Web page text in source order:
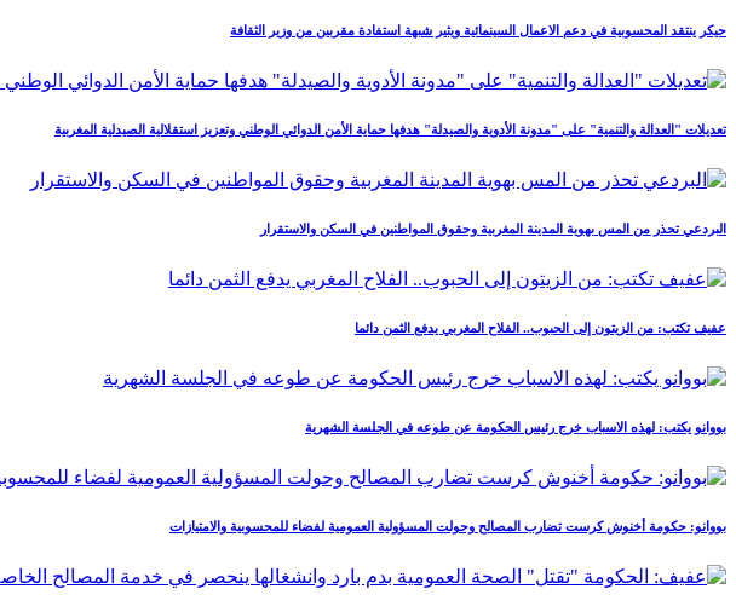
حيكر ينتقد المحسوبية في دعم الاعمال السينمائية ويثير شبهة استفادة مقربين من وزير الثقافة
تعديلات "العدالة والتنمية" على "مدونة الأدوية والصيدلة" هدفها حماية الأمن الدوائي الوطني وتعزيز استقلالية الصيدلية المغربية
البردعي تحذر من المس بهوية المدينة المغربية وحقوق المواطنين في السكن والاستقرار
عفيف تكتب: من الزيتون إلى الحبوب.. الفلاح المغربي يدفع الثمن دائما
بووانو يكتب: لهذه الاسباب خرج رئيس الحكومة عن طوعه في الجلسة الشهرية
بووانو: حكومة أخنوش كرست تضارب المصالح وحولت المسؤولية العمومية لفضاء للمحسوبية والامتيازات